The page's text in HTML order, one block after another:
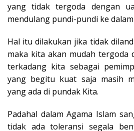
yang tidak tergoda dengan
mendulang pundi-pundi ke
Hal itu dilakukan jika tidak
maka kita akan mudah tergoda
terkadang kita sebagai
yang begitu kuat saja masih
yang ada di pundak Kita.
Padahal dalam Agama Islam
tidak ada toleransi segala